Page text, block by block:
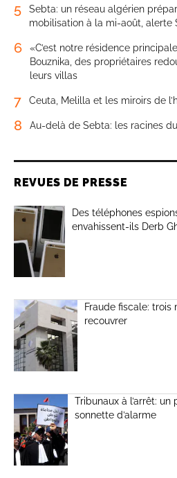
5
Sebta: un réseau algérien
mobilisation à la mi-août, alerte
6
«C’est notre résidence
Bouznika, des propriétaires
leurs villas
7 Ceuta, Melilla et les miroirs de
8 Au-delà de Sebta: les racines du
REVUES DE PRESSE
Des téléphones
envahissent-ils Derb
Fraude fiscale:
recouvrer
Tribunaux à l’arrêt:
sonnette d’alarme